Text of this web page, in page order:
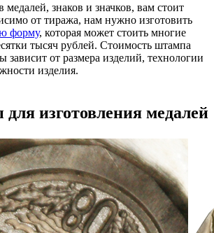
медалей, знаков и значков, вам стоит
от тиража, нам нужно изготовить
форму, которая может стоить многие
тысяч рублей. Стоимость штампа
зависит от размера изделий, технологии
изделия.
изготовления медалей